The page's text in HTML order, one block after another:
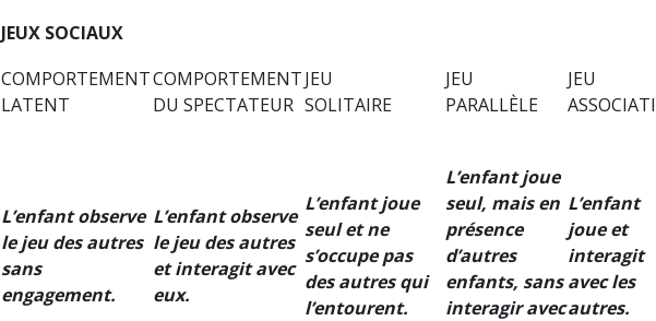
JEUX SOCIAUX
COMPORTEMENT
LATENT
COMPORTEMENT
DU SPECTATEUR
JEU
SOLITAIRE
JEU
PARALLÈLE
JEU
L’enfant observe
le jeu des autres
sans
engagement.
L’enfant observe
le jeu des autres
et interagit avec
eux.
L’enfant joue
seul et ne
s’occupe pas
des autres qui
l’entourent.
L’enfant joue
seul, mais en
présence
d’autres
enfants, sans
interagir avec
L’enfant
joue et
interagit
avec les
autres.